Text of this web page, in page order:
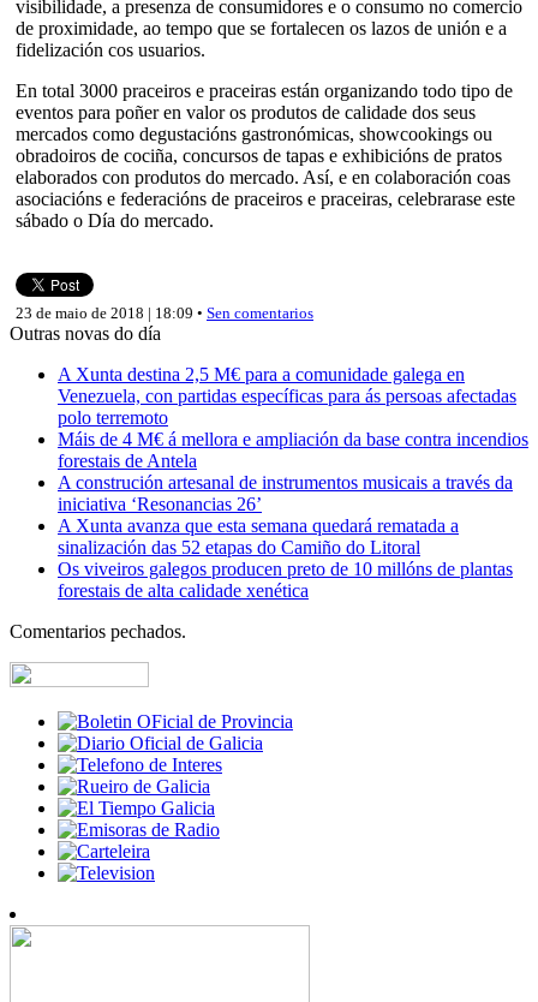
visibilidade, a presenza de consumidores e o consumo no comercio
de proximidade, ao tempo que se fortalecen os lazos de unión e a
fidelización cos usuarios.
En total 3000 praceiros e praceiras están organizando todo tipo de
eventos para poñer en valor os produtos de calidade dos seus
mercados como degustacións gastronómicas, showcookings ou
obradoiros de cociña, concursos de tapas e exhibicións de pratos
elaborados con produtos do mercado. Así, e en colaboración coas
asociacións e federacións de praceiros e praceiras, celebrarase este
sábado o Día do mercado.
23 de maio de 2018 | 18:09 • Sen comentarios
Outras novas do día
A Xunta destina 2,5 M€ para a comunidade galega en
Venezuela, con partidas específicas para ás persoas afectadas
polo terremoto
Máis de 4 M€ á mellora e ampliación da base contra incendios
forestais de Antela
A construción artesanal de instrumentos musicais a través da
iniciativa ‘Resonancias 26’
A Xunta avanza que esta semana quedará rematada a
sinalización das 52 etapas do Camiño do Litoral
Os viveiros galegos producen preto de 10 millóns de plantas
forestais de alta calidade xenética
Comentarios pechados.